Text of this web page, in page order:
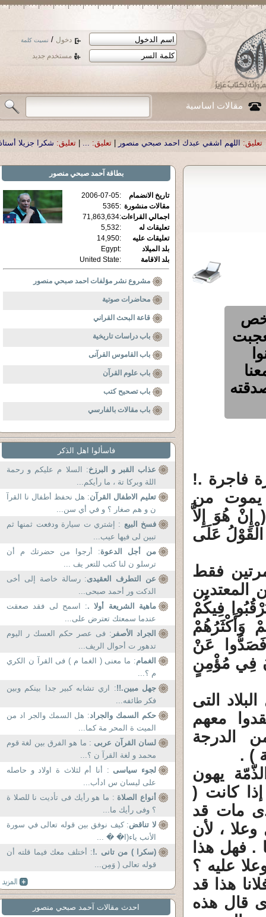
دخول / نسيت كلمة
مستخدم جديد
مقالات اساسية
احمد صبحي منصور|تعليق: ...
|تعليق: شكرا جزيلا أستاذ حمد الحمد .أكرمكم
فاجرة .!
يموت من
إِنْ هُوَ إِلاَّ
وَيَحِقَّ الْقَوْلُ عَلَى
فقط
المعتدين
فِيكُمْ
وَأَكْثَرُهُمْ
فَصَدُّوا عَنْ
(9) لا يَرْقُبُونَ فِي مُؤْمِنٍ
التى
معهم
الدرجة
) .
يهون
إذا كانت (
مات قد
، لأن
. فهل هذا
عليه ؟
هذا قد
قال هذه
بطاقة آحمد صبحي منصور
تاريخ الانضمام :
2006-07-05
مقالات منشورة :
5365
اجمالي القراءات:
71,863,634
تعليقات له
:
5,532
تعليقات عليه
:
14,950
بلد الميلاد
:
Egypt
بلد الاقامة
:
United State
مشروع نشر مؤلفات احمد صبحي منصور
محاضرات صوتية
قاعة البحث القراني
باب دراسات تاريخية
باب القاموس القرآنى
باب علوم القرآن
باب تصحيح كتب
باب مقالات بالفارسي
فاسألوا اهل الذكر
عذاب القبر و البرزخ: السلا م عليكم و رحمة
اللة وبركا تة ، ما رأيكم...
تعليم الاطفال القرآن: هل نحفظ أطفال نا القرآ
ن و هم صغار ؟ و في أي سن...
فسخ البيع : إشتري ت سيارة ودفعت ثمنها ثم
تبين لى فيها عيب...
من أجل الدعوة: أرجوا من حضرتك م أن
ترسلو ن لنا كتب للتعر يف ...
عن التطرف العقيدى: رسالة خاصة إلى أخى
الدكت ور أحمد صبحى...
ماهية الشريعة أولا .: اسمح لى فقد صعقت
عندما سمعتك تعترض على...
الجراد الأصفر : فى عصر حكم العسك ر اليوم
تدهور ت أحوال الريف...
الغمام: ما معنى ( الغما م ) فى القرآ ن الكري
م ؟...
جهل مبين.!!: اري تشابه كبير جدا بينكم وبين
فكر طائفه...
حكم السمك والجراد: هل السمك والجر اد من
الميت ة المحر مة كما...
لسان القرآن عربى : ما هو الفرق بين لغة قوم
محمد و لغة القرآ ن ؟...
لجوء سياسى : أنا أم لثلاث ة اولاد و حاصله
على ليسان س ادأب...
أنواع الصلاة : ما هو رأيك فى تأديت نا للصلا ة
؟ وفى رأيك ما...
لا تناقض: كيف نوفق بين قوله تعالى في سورة
الأنب ياء(ا� � ...
(سكرا ) من تانى .!: أختلف معك فيما قلته أن
قوله تعالى ( وَمِن...
احدث مقالات آحمد صبحي منصور